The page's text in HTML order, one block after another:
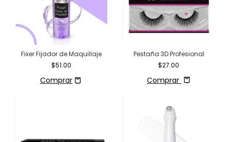
Fixer Fijador de Maquillaje
$51.00
Pestaña 3D Profesional
$27.00
Comprar